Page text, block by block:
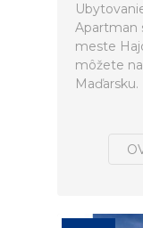
Apartman
meste
môžete
Maďarsku.